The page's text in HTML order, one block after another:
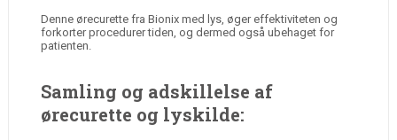
Denne ørecurette fra Bionix med lys, øger effektiviteten og
forkorter procedurer tiden, og dermed også ubehaget for
patienten.
Samling og adskillelse af
ørecurette og lyskilde: